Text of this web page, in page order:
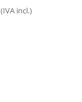
original
(IVA incl.)
Seleccionar opciones